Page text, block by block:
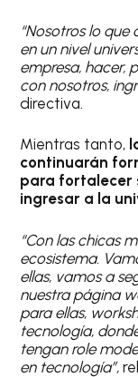
“Nosotros lo
en un nivel
empresa, hacer,
con nosotros,
directiva.
Mientras tanto,
continuarán
para fortalecer
ingresar a la
“Con las chicas
ecosistema.
ellas, vamos a
nuestra página
para ellas,
tecnología,
tengan role
en tecnología”,